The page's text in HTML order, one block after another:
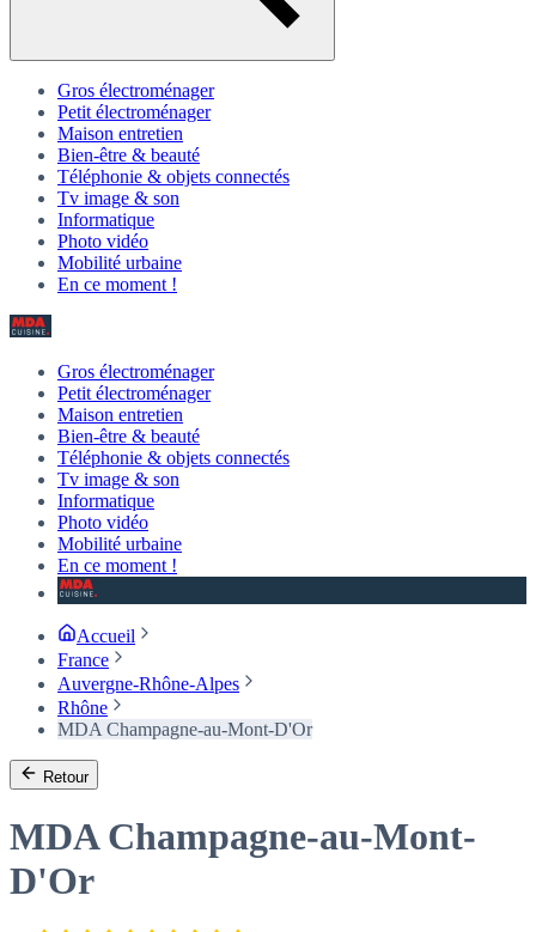
Gros électroménager
Petit électroménager
Maison entretien
Bien-être & beauté
Téléphonie & objets connectés
Tv image & son
Informatique
Photo vidéo
Mobilité urbaine
En ce moment !
Gros électroménager
Petit électroménager
Maison entretien
Bien-être & beauté
Téléphonie & objets connectés
Tv image & son
Informatique
Photo vidéo
Mobilité urbaine
En ce moment !
Accueil
France
Auvergne-Rhône-Alpes
Rhône
MDA Champagne-au-Mont-D'Or
Retour
MDA Champagne-au-Mont-
D'Or